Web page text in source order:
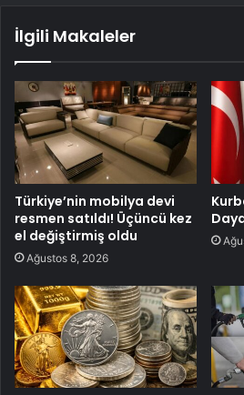
İlgili Makaleler
Türkiye’nin mobilya devi
resmen satıldı! Üçüncü kez
el değiştirmiş oldu
Ağustos 8, 2026